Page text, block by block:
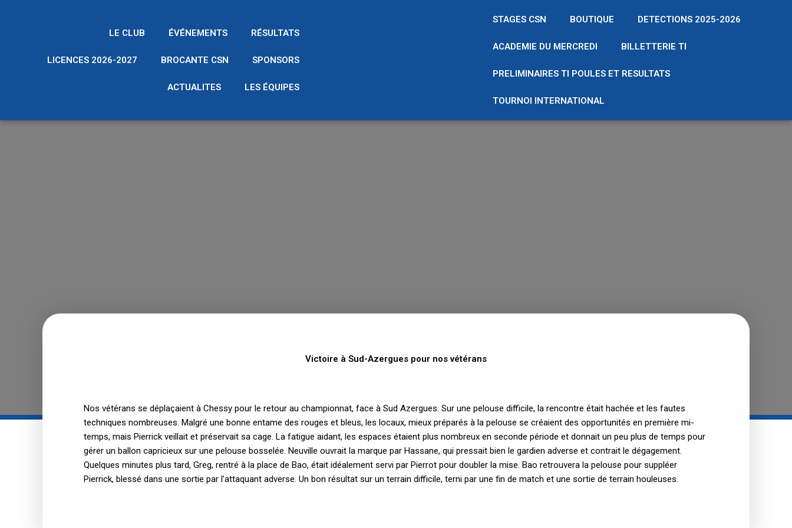
LE CLUB ÉVÉNEMENTS RÉSULTATS
LICENCES 2026-2027 BROCANTE CSN SPONSORS
ACTUALITES LES ÉQUIPES
STAGES CSN BOUTIQUE DETECTIONS 2025-2026
ACADEMIE DU MERCREDI BILLETTERIE TI
PRELIMINAIRES TI POULES ET RESULTATS
TOURNOI INTERNATIONAL
Victoire à Sud-Azergues pour nos vétérans
Nos vétérans se déplaçaient à Chessy pour le retour au championnat, face à Sud Azergues. Sur une pelouse difficile, la rencontre était hachée et les fautes
techniques nombreuses. Malgré une bonne entame des rouges et bleus, les locaux, mieux préparés à la pelouse se créaient des opportunités en première mi-
temps, mais Pierrick veillait et préservait sa cage. La fatigue aidant, les espaces étaient plus nombreux en seconde période et donnait un peu plus de temps pour
gérer un ballon capricieux sur une pelouse bosselée. Neuville ouvrait la marque par Hassane, qui pressait bien le gardien adverse et contrait le dégagement.
Quelques minutes plus tard, Greg, rentré à la place de Bao, était idéalement servi par Pierrot pour doubler la mise. Bao retrouvera la pelouse pour suppléer
Pierrick, blessé dans une sortie par l’attaquant adverse. Un bon résultat sur un terrain difficile, terni par une fin de match et une sortie de terrain houleuses.